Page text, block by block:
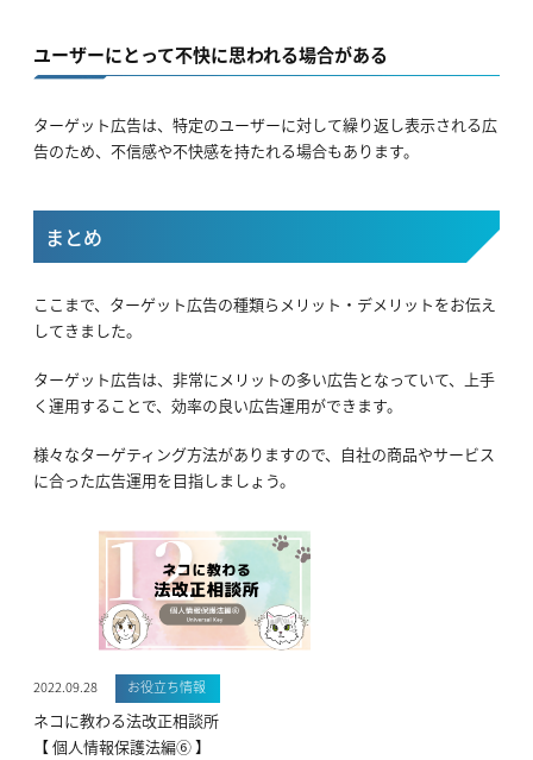
ユーザーにとって不快に思われる場合がある
ターゲット広告は、特定のユーザーに対して繰り返し表示される広
告のため、不信感や不快感を持たれる場合もあります。
まとめ
ここまで、ターゲット広告の種類らメリット・デメリットをお伝え
してきました。
ターゲット広告は、非常にメリットの多い広告となっていて、上手
く運用することで、効率の良い広告運用ができます。
様々なターゲティング方法がありますので、自社の商品やサービス
に合った広告運用を目指しましょう。
2022.09.28 お役立ち情報
ネコに教わる法改正相談所
【 個人情報保護法編⑥ 】